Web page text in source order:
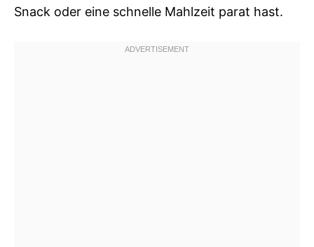
Snack oder eine schnelle Mahlzeit parat hast.